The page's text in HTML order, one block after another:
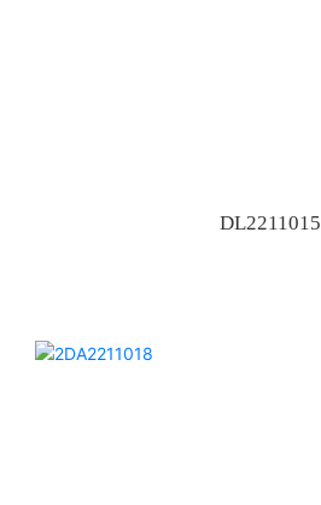
DL2211015